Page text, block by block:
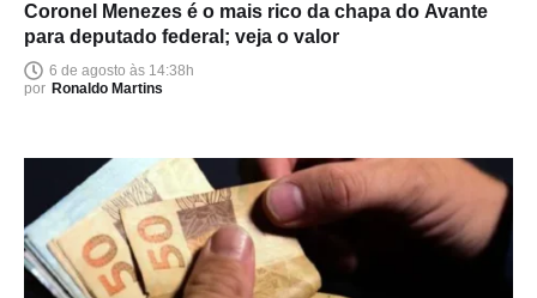
Coronel Menezes é o mais rico da chapa do Avante
para deputado federal; veja o valor
6 de agosto às 14:38h
por Ronaldo Martins